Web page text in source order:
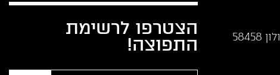
הצטרפו לרשימת
התפוצה!